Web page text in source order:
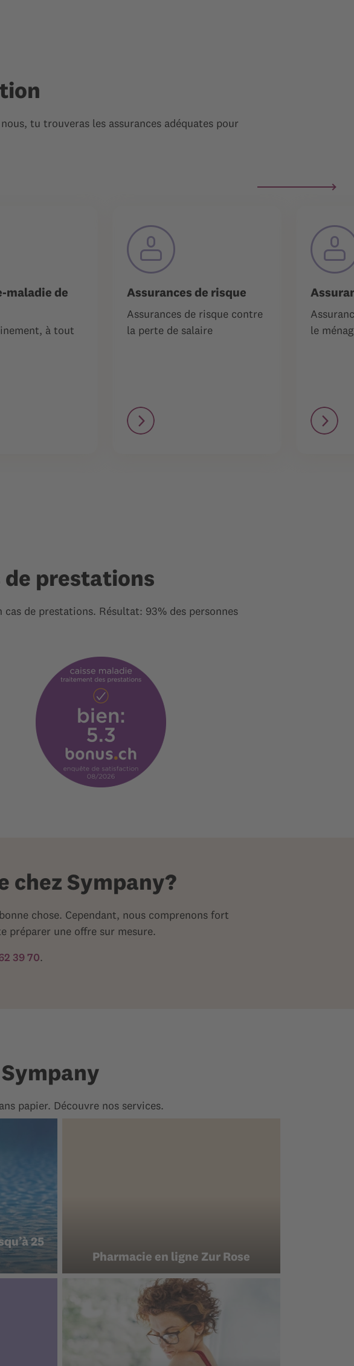
tu trouveras les assurances adéquates pour
maladie de
à tout
Assurances de risque
Assurances de risque contre
la perte de salaire
le
de prestations
cas de prestations. Résultat: 93% des personnes
chez Sympany?
chose. Cependant, nous comprenons fort
préparer une offre sur mesure.
39 70.
papier. Découvre nos services.
25
Pharmacie en ligne Zur Rose